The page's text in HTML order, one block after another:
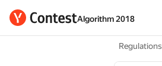
Algorithm 2018
Regulations